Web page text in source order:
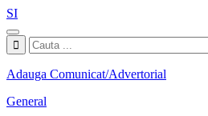
SI
Adauga Comunicat/Advertorial
General